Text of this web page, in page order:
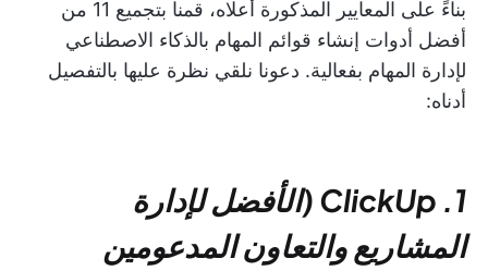
بناءً على المعايير المذكورة أعلاه، قمنا بتجميع 11 من
أفضل أدوات إنشاء قوائم المهام بالذكاء الاصطناعي
لإدارة المهام بفعالية. دعونا نلقي نظرة عليها بالتفصيل
أدناه:
1. ClickUp (الأفضل لإدارة
المشاريع والتعاون المدعومين